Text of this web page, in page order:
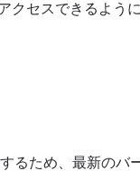
クセスできるよう
るため、最新のバ